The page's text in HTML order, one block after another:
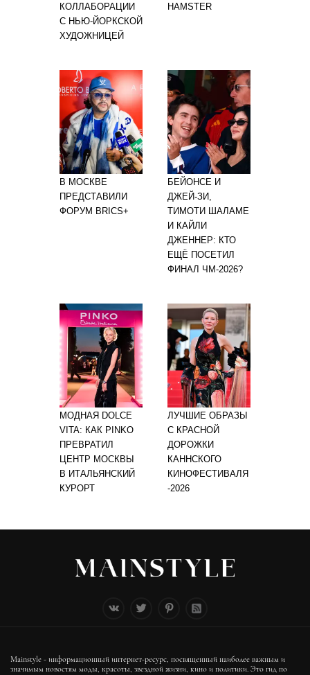
КОЛЛАБОРАЦИИ
С НЬЮ-ЙОРКСКОЙ
ХУДОЖНИЦЕЙ
HAMSTER
В МОСКВЕ
ПРЕДСТАВИЛИ
ФОРУМ BRICS+
БЕЙОНСЕ И
ДЖЕЙ-ЗИ,
ТИМОТИ ШАЛАМЕ
И КАЙЛИ
ДЖЕННЕР: КТО
ЕЩЁ ПОСЕТИЛ
ФИНАЛ ЧМ-2026?
МОДНАЯ DOLCE
VITA: КАК PINKO
ПРЕВРАТИЛ
ЦЕНТР МОСКВЫ
В ИТАЛЬЯНСКИЙ
КУРОРТ
ЛУЧШИЕ ОБРАЗЫ
С КРАСНОЙ
ДОРОЖКИ
КАННСКОГО
КИНОФЕСТИВАЛЯ
-2026
Mainstyle - информационный интернет-ресурс, посвященный наиболее важным и
значимым новостям моды, красоты, звездной жизни, кино и политики. Это гид по